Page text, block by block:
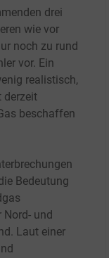
drei
wie vor
noch zu rund
vor. Ein
realistisch,
derzeit
beschaffen
Bedeutung
und
Laut einer